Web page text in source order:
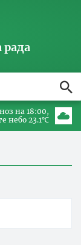
рада
на 18:00
небо 23.1℃